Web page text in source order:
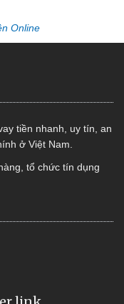
Online
tiền nhanh, uy tín, an
ở Việt Nam.
tổ chức tín dụng